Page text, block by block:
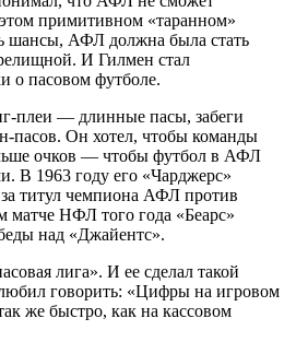
примитивном «таранном»
шансы, АФЛ должна была стать
И Гилмен стал
о пасовом футболе.
плеи — длинные пасы, забеги
пасов. Он хотел, чтобы команды
очков — чтобы футбол в АФЛ
В 1963 году его «Чарджерс»
титул чемпиона АФЛ против
матче НФЛ того года «Беарс»
над «Джайентс».
лига». И ее сделал такой
говорить: «Цифры на игровом
же быстро, как на кассовом